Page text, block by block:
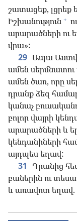
շատացեք, լցրեք
Իշխանություն +
արարածների ու
վրա»:
29 Ապա
ամեն սերմնատու
ամեն ծառ, որը
դրանք ձեզ
կանաչ
բոլոր վայրի
արարածների և
կենդանիների
այդպես եղավ:
31 Դրանից
բաներին ու
և առավոտ եղավ.